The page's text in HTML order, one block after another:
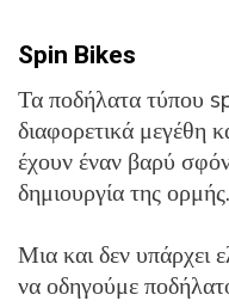
Spin Bikes
Τα ποδήλατα τύπου
διαφορετικά μεγέθη
έχουν έναν βαρύ
δημιουργία της ορμής.
Μια και δεν υπάρχει
να οδηγούμε